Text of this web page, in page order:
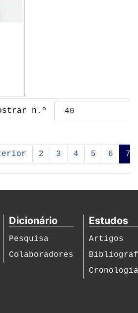
n.º
2 3 4 5 6 7
Dicionário
Pesquisa
Colaboradores
Estudos
Artigos